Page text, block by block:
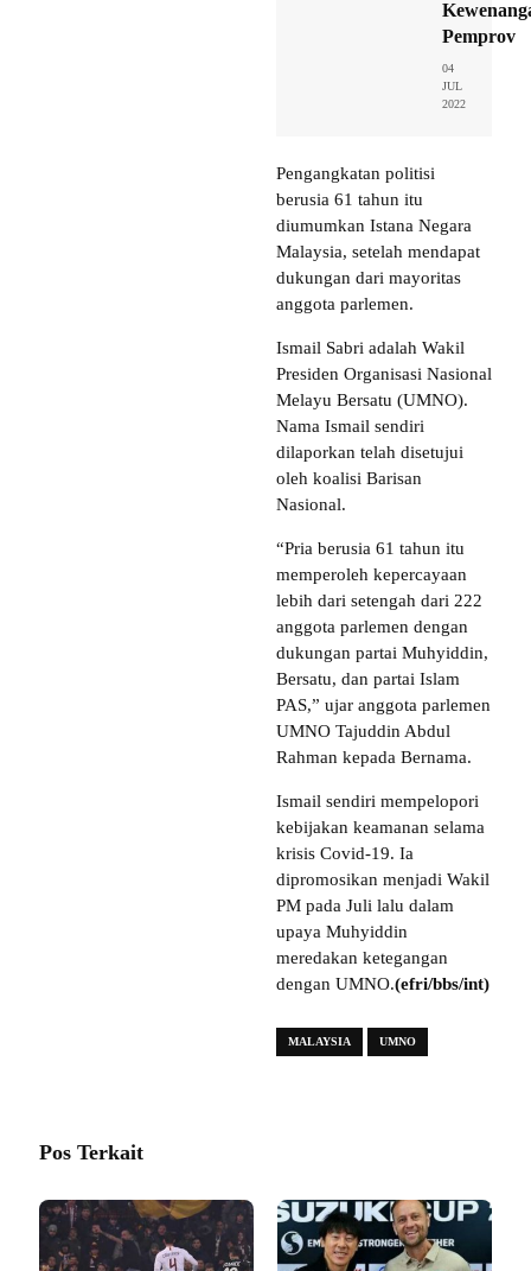
Pemprov
04
JUL
2022
Pengangkatan politisi
berusia 61 tahun itu
diumumkan Istana Negara
Malaysia, setelah mendapat
dukungan dari mayoritas
anggota parlemen.
Ismail Sabri adalah Wakil
Presiden Organisasi Nasional
Melayu Bersatu (UMNO).
Nama Ismail sendiri
dilaporkan telah disetujui
oleh koalisi Barisan
Nasional.
“Pria berusia 61 tahun itu
memperoleh kepercayaan
lebih dari setengah dari 222
anggota parlemen dengan
dukungan partai Muhyiddin,
Bersatu, dan partai Islam
PAS,” ujar anggota parlemen
UMNO Tajuddin Abdul
Rahman kepada Bernama.
Ismail sendiri mempelopori
kebijakan keamanan selama
krisis Covid-19. Ia
dipromosikan menjadi Wakil
PM pada Juli lalu dalam
upaya Muhyiddin
meredakan ketegangan
dengan UMNO.(efri/bbs/int)
MALAYSIA UMNO
Pos Terkait